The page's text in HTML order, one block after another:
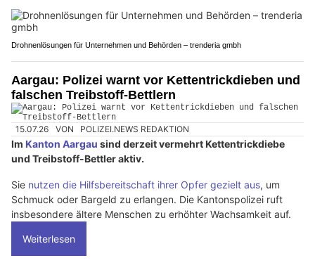
Drohnenlösungen für Unternehmen und Behörden – trenderia gmbh
Aargau: Polizei warnt vor Kettentrickdieben und
falschen Treibstoff-Bettlern
15.07.26 VON POLIZEI.NEWS REDAKTION
Im Kanton Aargau sind derzeit vermehrt Kettentrickdiebe
und Treibstoff-Bettler aktiv.
Sie nutzen die Hilfsbereitschaft ihrer Opfer gezielt aus, um
Schmuck oder Bargeld zu erlangen. Die Kantonspolizei ruft
insbesondere ältere Menschen zu erhöhter Wachsamkeit auf.
Weiterlesen